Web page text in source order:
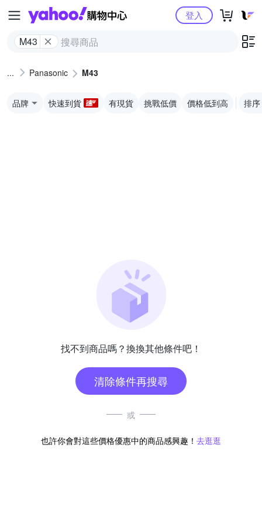
Yahoo購物中心
M43
登入
Panasonic M43
品牌 快速到貨 有現貨 挑戰低價 價格低到高 排序
找不到商品嗎？換換其他條件吧！
清除條件再搜尋
或
也許你會對這些價格優惠中的商品感興趣！ 去逛逛